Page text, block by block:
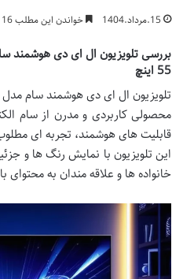
15.مرداد.1404 خواندن این مطلب 16 دقیقه زمان میبرد
55 اینچ
قابلیت های هوشمند، تجربه ای
این تلویزیون با نمایش رنگ ها و
خانواده ها و علاقه مندان به